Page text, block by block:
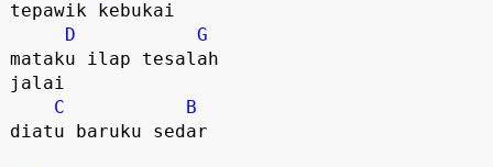
tepawik kebukai
D
G
mataku ilap tesalah
jalai
C
B
diatu baruku sedar